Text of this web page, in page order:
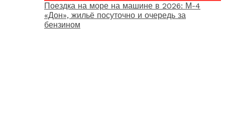
Поездка на море на машине в 2026: М-4
«Дон», жильё посуточно и очередь за
бензином